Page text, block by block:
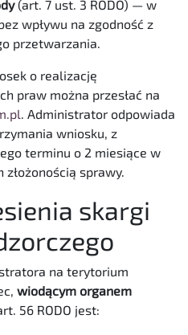
(art. 7 ust. 3 RODO) — w
wpływu na zgodność z
przetwarzania.
o realizację
praw można przesłać na
. Administrator odpowiada
wniosku, z
terminu o 2 miesiące w
złożonością sprawy.
skargi
na terytorium
wiodącym organem
56 RODO jest: